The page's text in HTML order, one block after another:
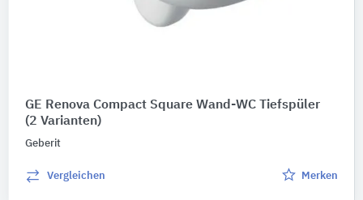
GE Renova Compact Square Wand-WC Tiefspüler
(2 Varianten)
Geberit
Vergleichen Merken